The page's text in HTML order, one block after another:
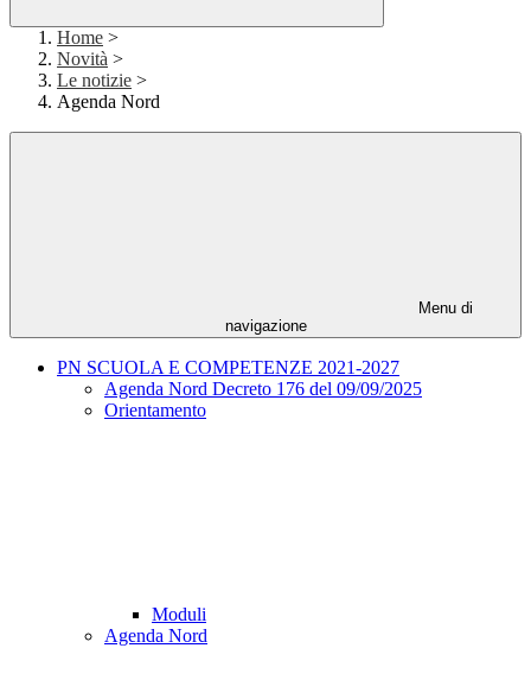
Home >
Novità >
Le notizie >
Agenda Nord
Menu di
navigazione
PN SCUOLA E COMPETENZE 2021-2027
Agenda Nord Decreto 176 del 09/09/2025
Orientamento
Moduli
Agenda Nord